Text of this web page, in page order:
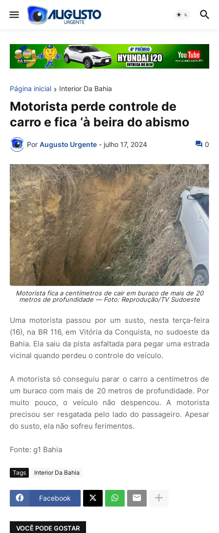
Página inicial Interior Da Bahia
Motorista perde controle de
carro e fica ‘à beira do abismo
Por Augusto Urgente - julho 17, 2024 0
Motorista fica a centímetros de cair em buraco de mais de 20
metros de profundidade — Foto: Reprodução/TV Sudoeste
Uma motorista passou por um susto, nesta terça-feira
(16), na BR 116, em Vitória da Conquista, no sudoeste da
Bahia. Ela saiu da pista asfaltada para pegar uma estrada
vicinal quando perdeu o controle do veículo.
A motorista só conseguiu parar o carro a centímetros de
um buraco com mais de 20 metros de profundidade. Por
muito pouco, o veículo não despencou. A motorista
precisou ser resgatada pelo lado do passageiro. Apesar
do susto, ela não sofreu ferimentos.
Fonte: g1 Bahia
Tags Interior Da Bahia
Facebook
VOCÊ PODE GOSTAR